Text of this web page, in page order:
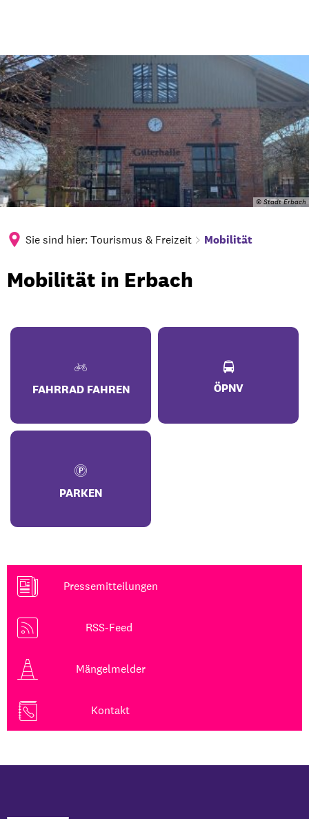
© Stadt Erbach
Sie sind hier: Tourismus & Freizeit Mobilität
Mobilität
Mobilität in Erbach
FAHRRAD FAHREN ÖPNV
PARKEN
Pressemitteilungen
RSS-Feed
Mängelmelder
Kontakt